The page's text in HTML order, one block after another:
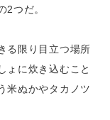
つだ。
る限り目立つ場所
ょに炊き込むこと
米ぬかやタカノツ